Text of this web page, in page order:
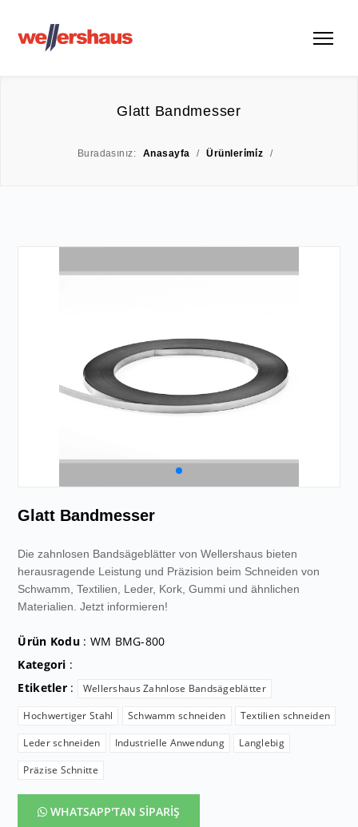
Glatt Bandmesser
Buradasınız: Anasayfa / Ürünleri̇mi̇z /
Glatt Bandmesser
Die zahnlosen Bandsägeblätter von Wellershaus bieten
herausragende Leistung und Präzision beim Schneiden von
Schwamm, Textilien, Leder, Kork, Gummi und ähnlichen
Materialien. Jetzt informieren!
Ürün Kodu: WM BMG-800
Kategori :
Etiketler:
Wellershaus Zahnlose Bandsägeblätter
Hochwertiger Stahl
Schwamm schneiden
Textilien schneiden
Leder schneiden
Industrielle Anwendung
Langlebig
Präzise Schnitte
WHATSAPP'TAN SİPARİŞ